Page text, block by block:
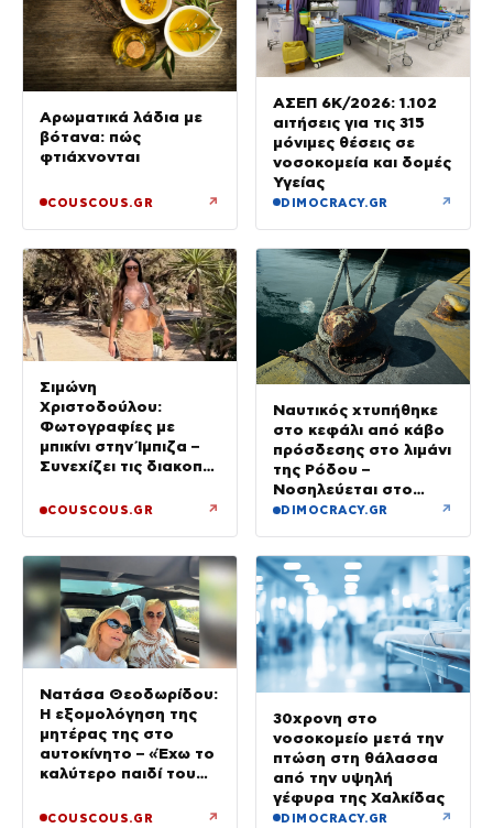
Αρωματικά λάδια με
βότανα: πώς
φτιάχνονται
COUSCOUS.GR ↗
ΑΣΕΠ 6Κ/2026: 1.102
αιτήσεις για τις 315
μόνιμες θέσεις σε
νοσοκομεία και δομές
Υγείας
DIMOCRACY.GR ↗
Σιμώνη
Χριστοδούλου:
Φωτογραφίες με
μπικίνι στην Ίμπιζα –
Συνεχίζει τις διακοπές
της, Αντρέα Γεωργίου
COUSCOUS.GR ↗
Ναυτικός χτυπήθηκε
στο κεφάλι από κάβο
πρόσδεσης στο λιμάνι
της Ρόδου –
Νοσηλεύεται στο
νοσοκομείο
DIMOCRACY.GR ↗
Νατάσα Θεοδωρίδου:
Η εξομολόγηση της
μητέρας της στο
αυτοκίνητο – «Έχω το
καλύτερο παιδί του
COUSCOUS.GR ↗
30χρονη στο
νοσοκομείο μετά την
πτώση στη θάλασσα
από την υψηλή
γέφυρα της Χαλκίδας
DIMOCRACY.GR ↗